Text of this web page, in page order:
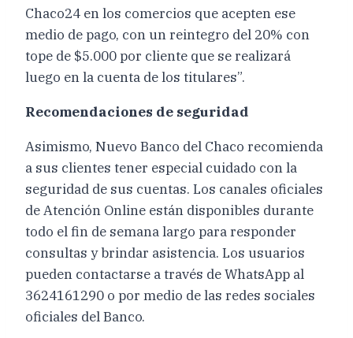
Chaco24 en los comercios que acepten ese
medio de pago, con un reintegro del 20% con
tope de $5.000 por cliente que se realizará
luego en la cuenta de los titulares”.
Recomendaciones de seguridad
Asimismo, Nuevo Banco del Chaco recomienda
a sus clientes tener especial cuidado con la
seguridad de sus cuentas. Los canales oficiales
de Atención Online están disponibles durante
todo el fin de semana largo para responder
consultas y brindar asistencia. Los usuarios
pueden contactarse a través de WhatsApp al
3624161290 o por medio de las redes sociales
oficiales del Banco.